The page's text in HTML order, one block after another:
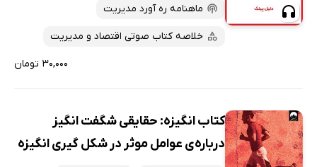
پربحث‌ها
ارزان ترین‌ها
ماهنامه ره آورد مدیریت
خلاصه کتاب صوتی اقتصاد و مدیریت
۳۰,۰۰۰ تومان
کتاب انگیزه: حقایقی شگفت انگیز
درباره‌ی عوامل موثر در شکل گیر‌ی انگیزه